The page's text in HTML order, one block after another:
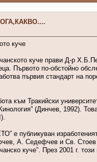
куче
куче прави Д-р
Първото по-обстойно
първия стандарт на
към Тракийски
(Динчев, 1992).
е публикуван
А. Седефчев и Св. Стоев
куче”. През 2001 г.